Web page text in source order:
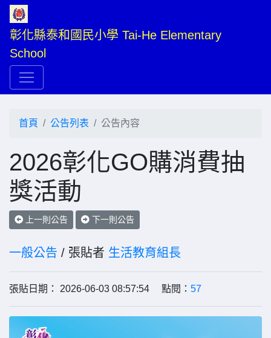
彰化縣泰和國民小學 Tai-He Elementary
School
首頁 公告列表 公告內容
2026彰化GO購消費抽
獎活動
上一則公告 下一則公告
一般公告 / 張貼者 生活教育組長
張貼日期： 2026-06-03 08:57:54 點閱： 57